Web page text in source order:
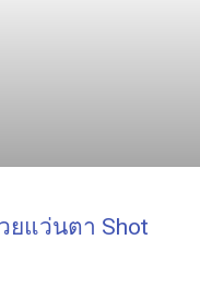
แว่นตา Shot